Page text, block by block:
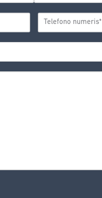
TELEFONO
NUMERIS*